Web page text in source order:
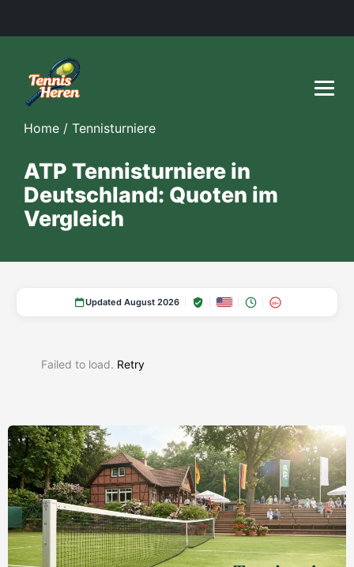
Home / Tennisturniere
ATP Tennisturniere in
Deutschland: Quoten im
Vergleich
Updated August 2026 18+
Failed to load. Retry